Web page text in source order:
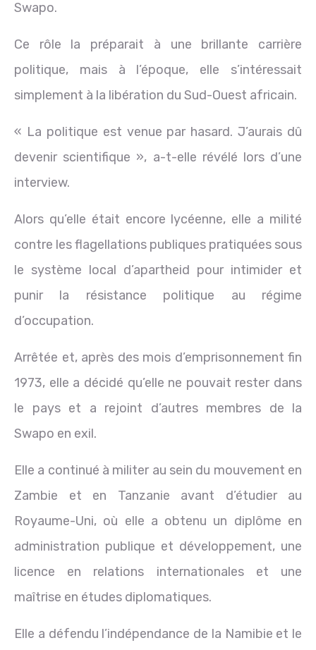
Swapo.
Ce rôle la préparait à une brillante carrière
politique, mais à l’époque, elle s’intéressait
simplement à la libération du Sud-Ouest africain.
« La politique est venue par hasard. J’aurais dû
devenir scientifique », a-t-elle révélé lors d’une
interview.
Alors qu’elle était encore lycéenne, elle a milité
contre les flagellations publiques pratiquées sous
le système local d’apartheid pour intimider et
punir la résistance politique au régime
d’occupation.
Arrêtée et, après des mois d’emprisonnement fin
1973, elle a décidé qu’elle ne pouvait rester dans
le pays et a rejoint d’autres membres de la
Swapo en exil.
Elle a continué à militer au sein du mouvement en
Zambie et en Tanzanie avant d’étudier au
Royaume-Uni, où elle a obtenu un diplôme en
administration publique et développement, une
licence en relations internationales et une
maîtrise en études diplomatiques.
Elle a défendu l’indépendance de la Namibie et le